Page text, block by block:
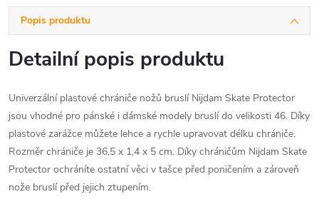
Popis produktu
Detailní popis produktu
Univerzální plastové chrániče nožů bruslí Nijdam Skate Protector
jsou vhodné pro pánské i dámské modely bruslí do velikosti 46. Díky
plastové zarážce můžete lehce a rychle upravovat délku chrániče.
Rozměr chrániče je 36,5 x 1,4 x 5 cm. Díky chráničům Nijdam Skate
Protector ochráníte ostatní věci v tašce před poničením a zároveň
nože bruslí před jejich ztupením.